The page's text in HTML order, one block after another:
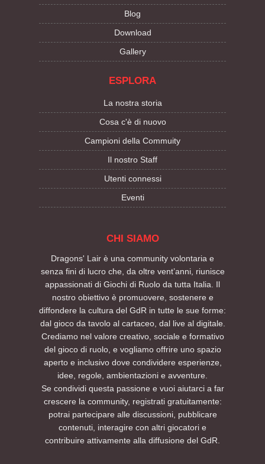
Blog
Download
Gallery
ESPLORA
La nostra storia
Cosa c'è di nuovo
Campioni della Commuity
Il nostro Staff
Utenti connessi
Eventi
CHI SIAMO
Dragons' Lair è una community volontaria e
senza fini di lucro che, da oltre vent’anni, riunisce
appassionati di Giochi di Ruolo da tutta Italia. Il
nostro obiettivo è promuovere, sostenere e
diffondere la cultura del GdR in tutte le sue forme:
dal gioco da tavolo al cartaceo, dal live al digitale.
Crediamo nel valore creativo, sociale e formativo
del gioco di ruolo, e vogliamo offrire uno spazio
aperto e inclusivo dove condividere esperienze,
idee, regole, ambientazioni e avventure.
Se condividi questa passione e vuoi aiutarci a far
crescere la community, registrati gratuitamente:
potrai partecipare alle discussioni, pubblicare
contenuti, interagire con altri giocatori e
contribuire attivamente alla diffusione del GdR.